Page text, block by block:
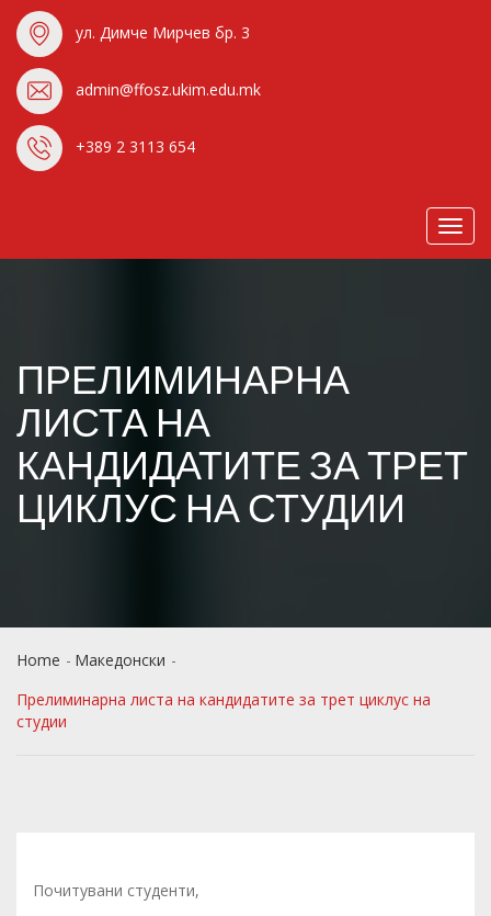
ул. Димче Мирчев бр. 3
admin@ffosz.ukim.edu.mk
+389 2 3113 654
ПРЕЛИМИНАРНА
ЛИСТА НА
КАНДИДАТИТЕ ЗА ТРЕТ
ЦИКЛУС НА СТУДИИ
Home
Македонски
Прелиминарна листа на кандидатите за трет циклус на
студии
Почитувани студенти,